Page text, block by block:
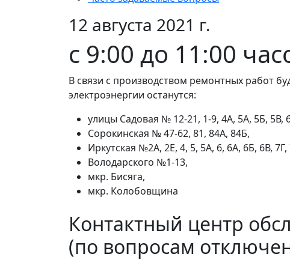
12 августа 2021 г.
с 9:00 до 11:00
В связи с производством ремонтных работ
электроэнергии останутся:
улицы Садовая № 12-21, 1-9, 4А, 5А, 5Б, 5В,
Сорокинская № 47-62, 81, 84А, 84Б,
Иркутская №2А, 2Е, 4, 5, 5А, 6, 6А, 6Б, 6В, 7Г,
Володарского №1-13,
мкр. Бисяга,
мкр. Колобовщина
Контактный центр
(по вопросам